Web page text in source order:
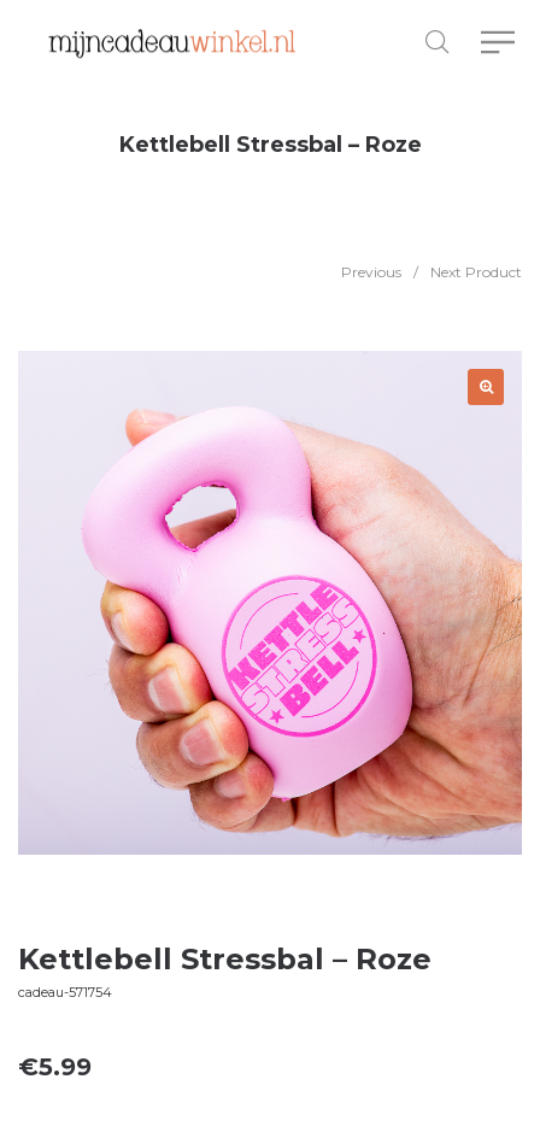
Kettlebell Stressbal – Roze
Previous / Next Product
Kettlebell Stressbal – Roze
cadeau-571754
€5.99